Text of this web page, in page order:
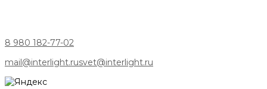
8 980 182-77-02
mail@interlight.rusvet@interlight.ru